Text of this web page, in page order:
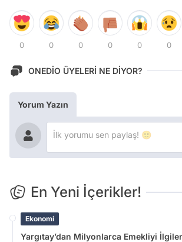
0 0 0 0 0 0
ONEDİO ÜYELERİ NE DİYOR?
Yorum Yazın
En Yeni İçerikler!
Ekonomi
Yargıtay’dan Milyonlarca Emekliyi